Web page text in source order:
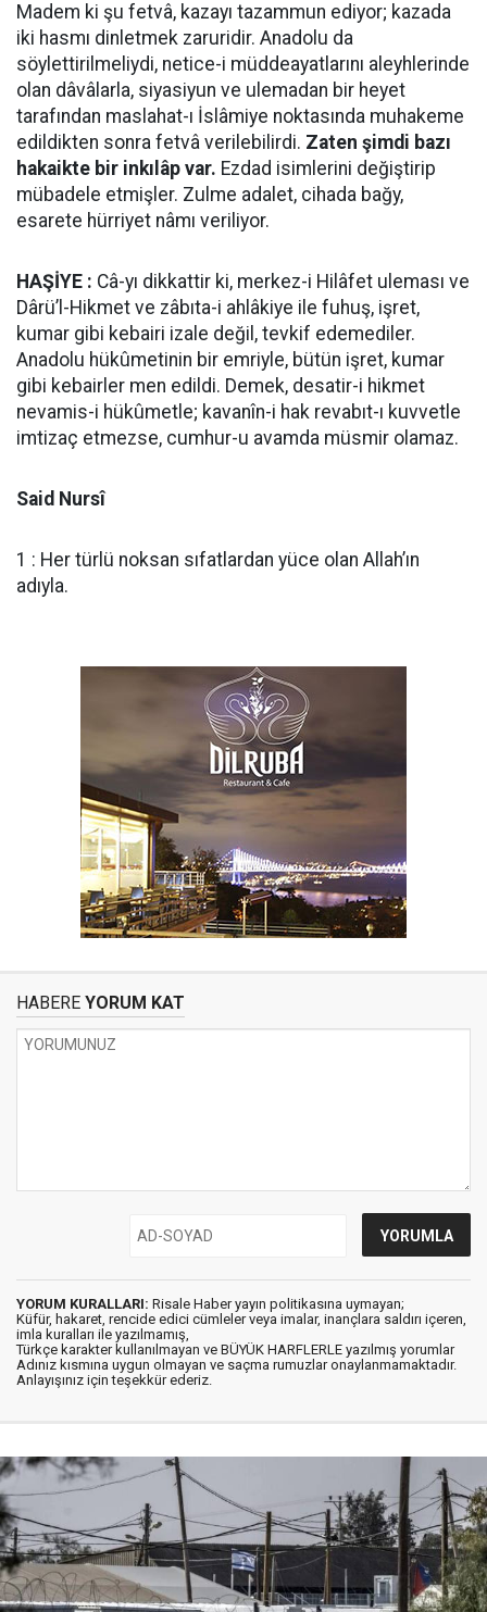
Madem ki şu fetvâ, kazayı tazammun ediyor; kazada
iki hasmı dinletmek zaruridir. Anadolu da
söylettirilmeliydi, netice-i müddeayatlarını aleyhlerinde
olan dâvâlarla, siyasiyun ve ulemadan bir heyet
tarafından maslahat-ı İslâmiye noktasında muhakeme
edildikten sonra fetvâ verilebilirdi. Zaten şimdi bazı
hakaikte bir inkılâp var. Ezdad isimlerini değiştirip
mübadele etmişler. Zulme adalet, cihada bağy,
esarete hürriyet nâmı veriliyor.
HAŞİYE : Câ-yı dikkattir ki, merkez-i Hilâfet uleması ve
Dârü’l-Hikmet ve zâbıta-i ahlâkiye ile fuhuş, işret,
kumar gibi kebairi izale değil, tevkif edemediler.
Anadolu hükûmetinin bir emriyle, bütün işret, kumar
gibi kebairler men edildi. Demek, desatir-i hikmet
nevamis-i hükûmetle; kavanîn-i hak revabıt-ı kuvvetle
imtizaç etmezse, cumhur-u avamda müsmir olamaz.
Said Nursî
1 : Her türlü noksan sıfatlardan yüce olan Allah’ın
adıyla.
HABERE YORUM KAT
YORUM KURALLARI: Risale Haber yayın politikasına uymayan;
Küfür, hakaret, rencide edici cümleler veya imalar, inançlara saldırı içeren,
imla kuralları ile yazılmamış,
Türkçe karakter kullanılmayan ve BÜYÜK HARFLERLE yazılmış yorumlar
Adınız kısmına uygun olmayan ve saçma rumuzlar onaylanmamaktadır.
Anlayışınız için teşekkür ederiz.